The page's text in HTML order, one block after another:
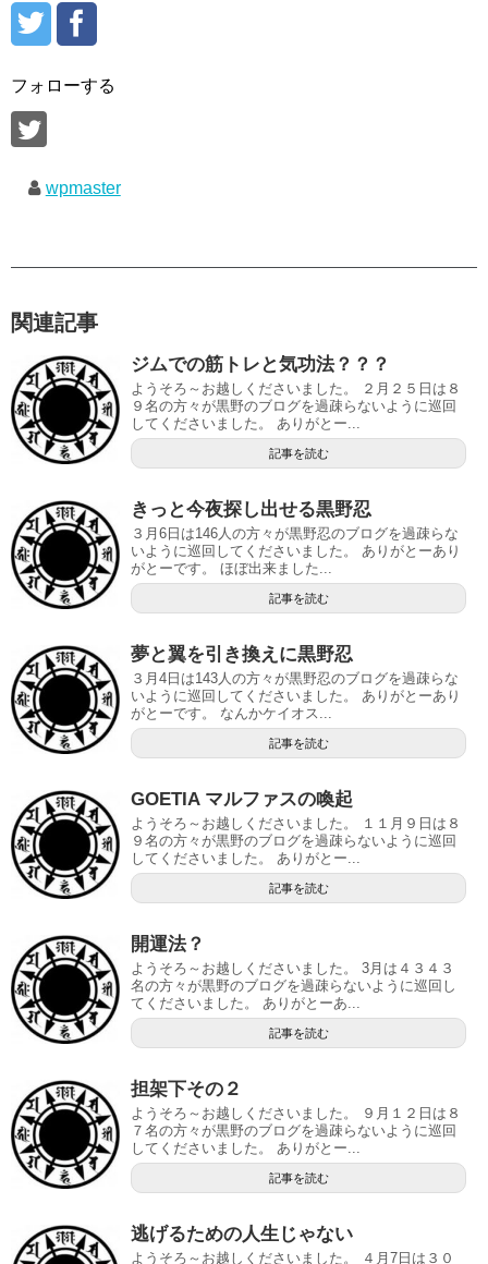
フォローする
wpmaster
関連記事
ジムでの筋トレと気功法？？？
ようそろ～お越しくださいました。 ２月２５日は８
９名の方々が黒野のブログを過疎らないように巡回
してくださいました。 ありがとー...
記事を読む
きっと今夜探し出せる黒野忍
３月6日は146人の方々が黒野忍のブログを過疎らな
いように巡回してくださいました。 ありがとーあり
がとーです。 ほぼ出来ました...
記事を読む
夢と翼を引き換えに黒野忍
３月4日は143人の方々が黒野忍のブログを過疎らな
いように巡回してくださいました。 ありがとーあり
がとーです。 なんかケイオス...
記事を読む
GOETIA マルファスの喚起
ようそろ～お越しくださいました。 １１月９日は８
９名の方々が黒野のブログを過疎らないように巡回
してくださいました。 ありがとー...
記事を読む
開運法？
ようそろ～お越しくださいました。 3月は４３４３
名の方々が黒野のブログを過疎らないように巡回し
てくださいました。 ありがとーあ...
記事を読む
担架下その２
ようそろ～お越しくださいました。 ９月１２日は８
７名の方々が黒野のブログを過疎らないように巡回
してくださいました。 ありがとー...
記事を読む
逃げるための人生じゃない
ようそろ～お越しくださいました。 ４月7日は３０